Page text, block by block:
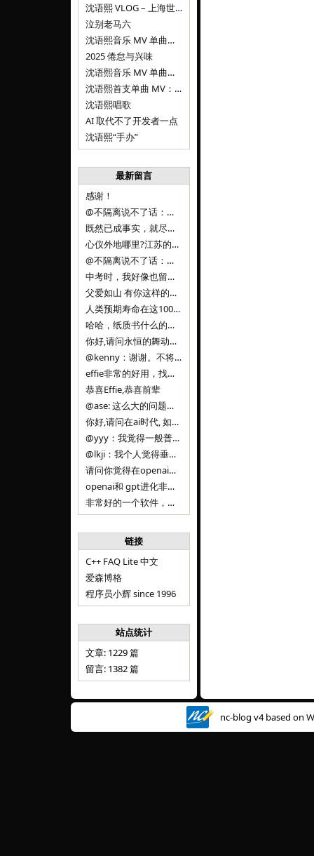
沈语熙 VLOG – 上海世博文化公园双子山
泣别老马六
沈语熙音乐 MV 单曲第三弹：代码与白T恤
2025 倦怠与兴味
沈语熙音乐 MV 单曲第二弹：优雅时间
沈语熙首支单曲 MV：告别的倒影
沈语熙唱歌
AI 取代不了开发者一点
沈语熙“手办”
最新留言
感谢！
@不隔离说不了话：浙江的
既然已成事实，就尽量接受了。 事情未能如愿已是不幸，没必要为此反复纠结来进行不必要的自我惩罚。 之前问过家里的小朋友是否想学编
心仪外地哪里?江苏的？顺其自然，全面发展才是。
@不隔离说不了话：确实，一晃三年。
中考时，我好像也留言过的，可乐好像和我们考得差不多。 一晃三年，我们江苏24年，物化生612分，女孩。 其实高考只是长跑的
父爱如山 有你这样的父亲做后盾，可乐未来的路一定会走得踏实又精彩
人类预期寿命在这100年，每2-3年增长一岁，到你们这一代大概率能到100岁，46岁还是正当年,可能不是八九点中的太阳了，但还是1
哈哈，纸质书什么的目前没有打算和计划，微信读书我不太熟悉，研究看看。目前，我只发在自己博客和起点上。关于小说内容方面，谢谢你的建议
你好,请问永恒的舞动什么时候可以出版纸质书,或者登陆微信读书.另外小说内容能不能更大气一些,不要只是局限于与一对男女的爱情和ai安
@kenny：谢谢。不将GIF显示为动图，主要是考虑到Effie本身的“极简、无干扰”的设计哲学，动图无疑是“干扰”之一。
effie非常的好用，找了很多年，终于找到这款，已经推荐给身边不少朋友使用和付费。有个小建议，文档里面是否可以增加gif的动图显示
恭喜Effie,恭喜前辈
@ase: 这么大的问题，我觉得我并没有答案。又或者说，每个人（公司）有自己的答案。
你好,请问在ai时代, 如何做软件. 是像以前那样,先构建软件的功能界面和服务,比如Office,嘀嘀打车,airbnb那样的界面
@yyy：我觉得一般普通人（非技术类以及非AI专业领域的人）会接触到的大语言模型肯定是大厂的超级模型。开源模型以后会更多被用在垂直
@lkji：我个人觉得垂直模型会自成一条发展线路的。AI 落地实际应用，一定还是垂直领域会更多。只是，垂直领域每个领域都不大，所以
请问你觉得在openai大语言模型一日千里的情况下，人们还需要去了解学习理解使用开源模型吗，还是说只需要使用openai的大语言模
openai和 gpt进化非常快， 还有垂直模型的机会吗
非常好的一个软件，恭喜。
链接
C++ FAQ Lite 中文
爱森博格
程序员小辉 since 1996
站点统计
文章: 1229 篇
留言: 1382 篇
nc-blog v4 based on